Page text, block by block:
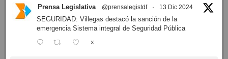
Prensa Legislativa @prensalegistdf · 13 Dic 2024
SEGURIDAD: Villegas destacó la sanción de la
emergencia Sistema integral de Seguridad Pública
X